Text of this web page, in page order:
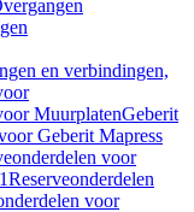
en verbindingen,
MuurplatenGeberit
Geberit Mapress
voor
Reserveonderdelen
voor